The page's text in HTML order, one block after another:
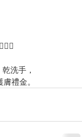
洗手，
禮金。